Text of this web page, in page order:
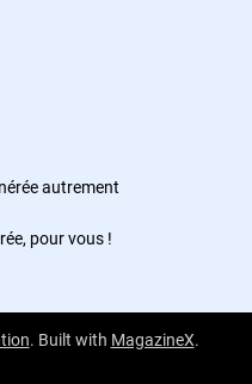
autrement
pour vous !
. Built with MagazineX.